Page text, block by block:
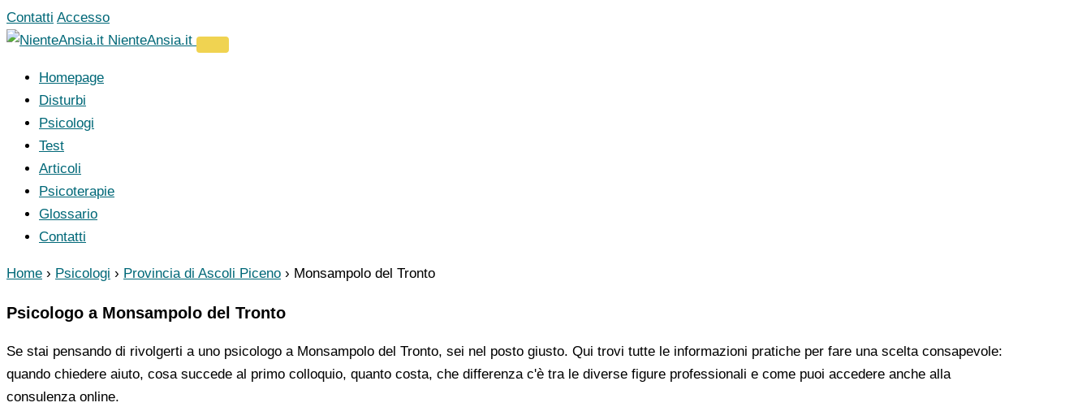
Vai
al
Contatti Accesso
NienteAnsia.it
Homepage
Disturbi
Psicologi
Test
Articoli
Psicoterapie
Glossario
Contatti
Home › Psicologi › Provincia di Ascoli Piceno › Monsampolo del Tronto
Psicologo a Monsampolo del Tronto
Se stai pensando di rivolgerti a uno psicologo a Monsampolo del Tronto, sei nel posto giusto. Qui trovi tutte le informazioni pratiche per fare una scelta consapevole:
quando chiedere aiuto, cosa succede al primo colloquio, quanto costa, che differenza c'è tra le diverse figure professionali e come puoi accedere anche alla
consulenza online.